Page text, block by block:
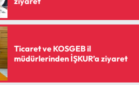
Ticaret ve KOSGEB il
müdürlerinden İŞKUR’a ziyaret